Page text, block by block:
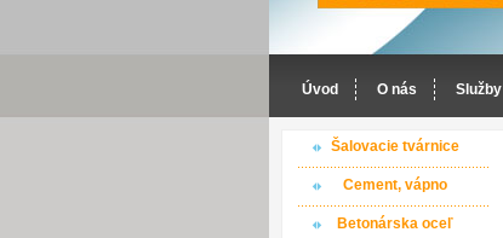
Úvod O nás Služby
Šalovacie tvárnice
Cement, vápno
Betonárska oceľ